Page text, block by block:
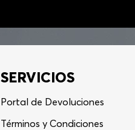
SERVICIOS
Portal de Devoluciones
Términos y Condiciones